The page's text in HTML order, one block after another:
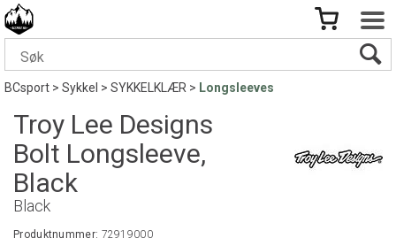
BCsport>Sykkel >SYKKELKLÆR> Longsleeves
Troy Lee Designs
Bolt Longsleeve,
Black
Black
Produktnummer: 72919000